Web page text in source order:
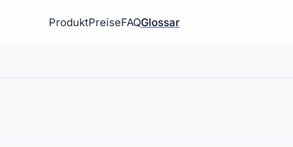
ProduktPreiseFAQGlossar